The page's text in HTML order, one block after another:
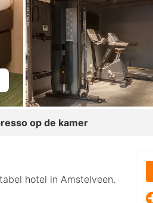
op de kamer
hotel in Amstelveen.